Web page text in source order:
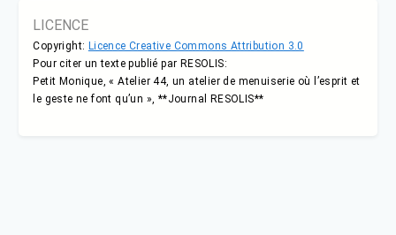
LICENCE
Copyright: Licence Creative Commons Attribution 3.0
Pour citer un texte publié par RESOLIS:
Petit Monique, « Atelier 44, un atelier de menuiserie où l’esprit et
le geste ne font qu’un », **Journal RESOLIS**